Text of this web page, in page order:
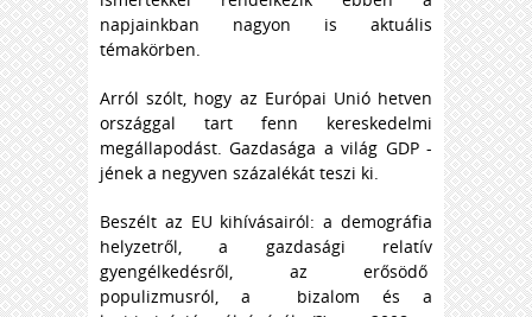
napjainkban nagyon is aktuális
témakörben.
Arról szólt, hogy az Európai Unió hetven
országgal tart fenn kereskedelmi
megállapodást. Gazdasága a világ GDP -
jének a negyven százalékát teszi ki.
Beszélt az EU kihívásairól: a demográfia
helyzetről, a gazdasági relatív
gyengélkedésről, az erősödő
populizmusról, a bizalom és a